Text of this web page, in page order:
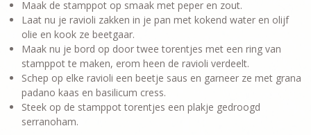
Maak de stamppot op smaak met peper en zout.
Laat nu je ravioli zakken in je pan met kokend water en olijf
olie en kook ze beetgaar.
Maak nu je bord op door twee torentjes met een ring van
stamppot te maken, erom heen de ravioli verdeelt.
Schep op elke ravioli een beetje saus en garneer ze met grana
padano kaas en basilicum cress.
Steek op de stamppot torentjes een plakje gedroogd
serranoham.